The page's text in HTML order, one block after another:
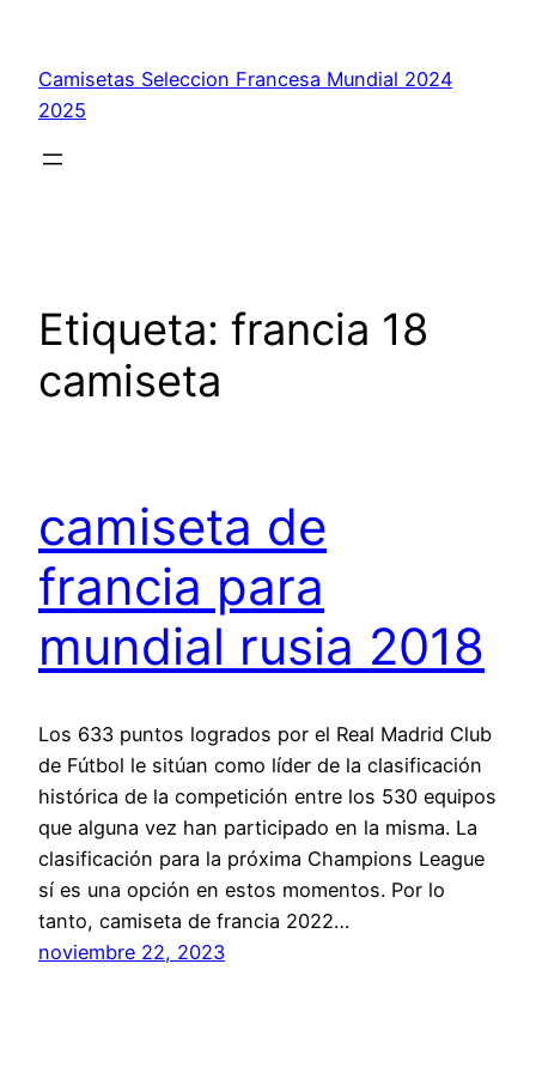
contenido
Camisetas Seleccion Francesa Mundial 2024
2025
Etiqueta: francia 18
camiseta
camiseta de
francia para
mundial rusia 2018
Los 633 puntos logrados por el Real Madrid Club
de Fútbol le sitúan como líder de la clasificación
histórica de la competición entre los 530 equipos
que alguna vez han participado en la misma. La
clasificación para la próxima Champions League
sí es una opción en estos momentos. Por lo
tanto, camiseta de francia 2022…
noviembre 22, 2023